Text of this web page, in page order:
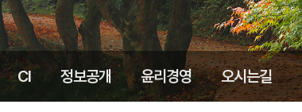
CI 정보공개 윤리경영 오시는길